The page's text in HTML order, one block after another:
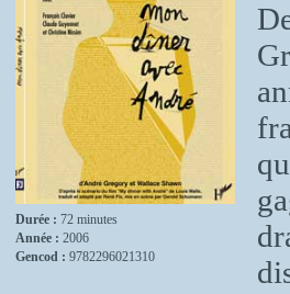
Durée : 72 minutes
Année : 2006
Gencod : 9782296021310